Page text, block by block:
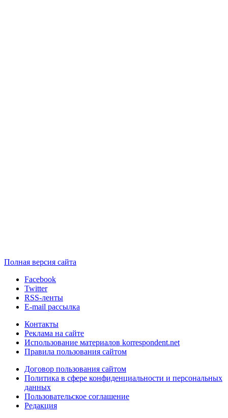
Полная версия сайта
Facebook
Twitter
RSS-ленты
E-mail рассылка
Контакты
Реклама на сайте
Использование материалов korrespondent.net
Правила пользования сайтом
Договор пользования сайтом
Политика в сфере конфиденциальности и персональных
данных
Пользовательское соглашение
Редакция